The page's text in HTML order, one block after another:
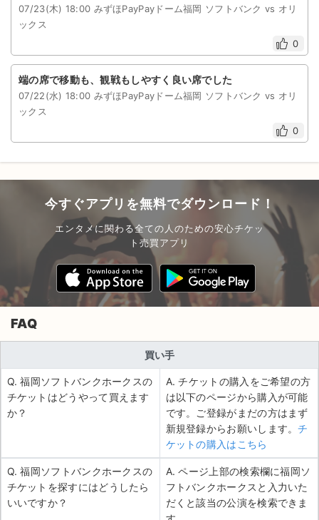
07/23(木) 18:00 みずほPayPayドーム福岡 ソフトバンク vs オリ
ックス
0
端の席で移動も、観戦もしやすく良い席でした
07/22(水) 18:00 みずほPayPayドーム福岡 ソフトバンク vs オリ
ックス
0
今すぐアプリを無料でダウンロード！
エンタメに関わる全ての人のための安心チケッ
ト売買アプリ
FAQ
買い手
Q. 福岡ソフトバンクホークスの
チケットはどうやって買えます
か？
A. チケットの購入をご希望の方
は以下のページから購入が可能
です。ご登録がまだの方はまず
新規登録からお願いします。チ
ケットの購入はこちら
Q. 福岡ソフトバンクホークスの
チケットを探すにはどうしたら
いいですか？
A. ページ上部の検索欄に福岡ソ
フトバンクホークスと入力いた
だくと該当の公演を検索できま